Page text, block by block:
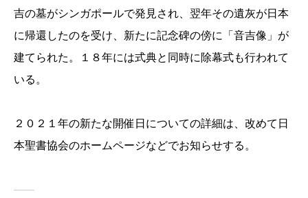
吉の墓がシンガポールで発見され、翌年その遺灰が日本
に帰還したのを受け、新たに記念碑の傍に「音吉像」が
建てられた。１８年には式典と同時に除幕式も行われて
いる。
２０２１年の新たな開催日についての詳細は、改めて日
本聖書協会のホームページなどでお知らせする。